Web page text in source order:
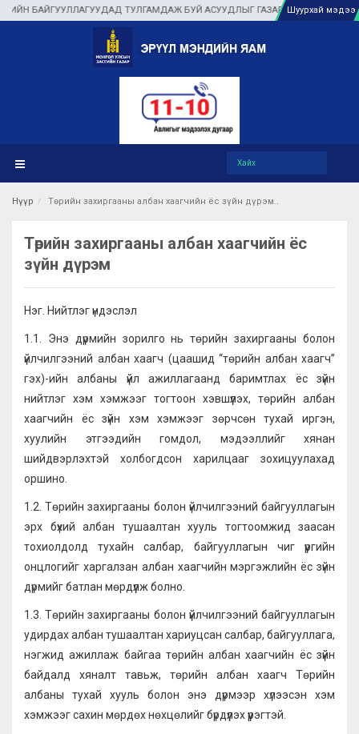
ТУЛГАМДАЖ БУЙ АСУУДЛЫГ ГАЗАР ДЭЭР НЬ ШУУРХАЙ
Шуурхай мэдээ
Нүүр Төрийн захиргааны албан хаагчийн ёс зүйн дүрэм
Төрийн захиргааны албан хаагчийн ёс
зүйн дүрэм
Нэг. Нийтлэг үндэслэл
1.1. Энэ дүрмийн зорилго нь төрийн захиргааны болон
үйлчилгээний албан хаагч (цаашид “төрийн албан хаагч”
гэх)-ийн албаны үйл ажиллагаанд баримтлах ёс зүйн
нийтлэг хэм хэмжээг тогтоон хэвшүүлэх, төрийн албан
хаагчийн ёс зүйн хэм хэмжээг зөрчсөн тухай иргэн,
хуулийн этгээдийн гомдол, мэдээллийг хянан
шийдвэрлэхтэй холбогдсон харилцааг зохицуулахад
оршино.
1.2. Төрийн захиргааны болон үйлчилгээний байгууллагын
эрх бүхий албан тушаалтан хууль тогтоомжид заасан
тохиолдолд тухайн салбар, байгууллагын чиг үүргийн
онцлогийг харгалзан албан хаагчийн мэргэжлийн ёс зүйн
дүрмийг батлан мөрдүүлж болно.
1.3. Төрийн захиргааны болон үйлчилгээний байгууллагын
удирдах албан тушаалтан хариуцсан салбар, байгууллага,
нэгжид ажиллаж байгаа төрийн албан хаагчийн ёс зүйн
байдалд хяналт тавьж, төрийн албан хаагч Төрийн
албаны тухай хууль болон энэ дүрмээр хүлээсэн хэм
хэмжээг сахин мөрдөх нөхцөлийг бүрдүүлэх үүрэгтэй.